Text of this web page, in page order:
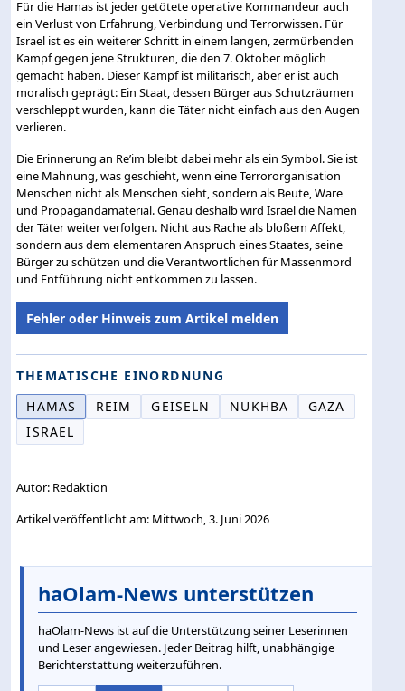
Für die Hamas ist jeder getötete operative Kommandeur auch
ein Verlust von Erfahrung, Verbindung und Terrorwissen. Für
Israel ist es ein weiterer Schritt in einem langen, zermürbenden
Kampf gegen jene Strukturen, die den 7. Oktober möglich
gemacht haben. Dieser Kampf ist militärisch, aber er ist auch
moralisch geprägt: Ein Staat, dessen Bürger aus Schutzräumen
verschleppt wurden, kann die Täter nicht einfach aus den Augen
verlieren.
Die Erinnerung an Re’im bleibt dabei mehr als ein Symbol. Sie ist
eine Mahnung, was geschieht, wenn eine Terrororganisation
Menschen nicht als Menschen sieht, sondern als Beute, Ware
und Propagandamaterial. Genau deshalb wird Israel die Namen
der Täter weiter verfolgen. Nicht aus Rache als bloßem Affekt,
sondern aus dem elementaren Anspruch eines Staates, seine
Bürger zu schützen und die Verantwortlichen für Massenmord
und Entführung nicht entkommen zu lassen.
Fehler oder Hinweis zum Artikel melden
THEMATISCHE EINORDNUNG
HAMAS
REIM GEISELN NUKHBA
GAZA
ISRAEL
Autor: Redaktion
Artikel veröffentlicht am: Mittwoch, 3. Juni 2026
haOlam-News unterstützen
haOlam-News ist auf die Unterstützung seiner Leserinnen
und Leser angewiesen. Jeder Beitrag hilft, unabhängige
Berichterstattung weiterzuführen.